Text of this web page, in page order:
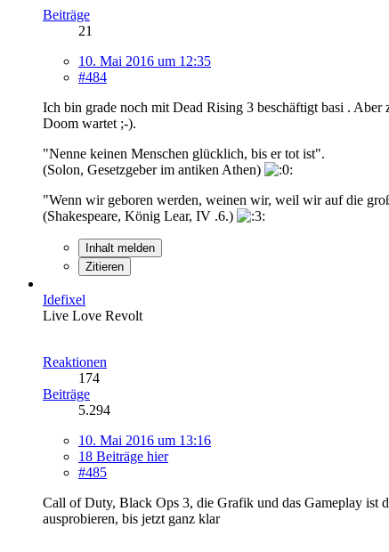
Beiträge
21
10. Mai 2016 um 12:35
#484
Ich bin grade noch mit Dead Rising 3 beschäftigt basi .
Doom wartet ;-).
"Nenne keinen Menschen glücklich, bis er tot ist".
(Solon, Gesetzgeber im antiken Athen)
"Wenn wir geboren werden, weinen wir, weil wir auf die
(Shakespeare, König Lear, IV .6.)
Inhalt melden
Zitieren
Idefixel
Live Love Revolt
Reaktionen
174
Beiträge
5.294
10. Mai 2016 um 13:16
18 Beiträge hier
#485
Call of Duty, Black Ops 3, die Grafik und das Gameplay ist
ausprobieren, bis jetzt ganz klar